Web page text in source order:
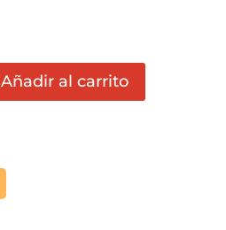
Añadir al carrito